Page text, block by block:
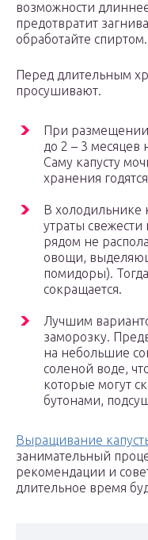
возможности
предотвратит
обработайте спиртом.
Перед длительным
просушивают.
При размещении
до 2 – 3 месяцев
Саму капусту
хранения
В холодильнике
утраты
рядом не
овощи,
помидоры).
сокращается.
Лучшим
заморозку.
на небольшие
соленой воде,
которые могут
бутонами,
Выращивание
занимательный
рекомендации и
длительное время